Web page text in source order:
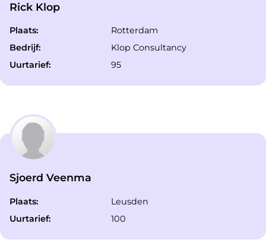
Rick Klop
Plaats:
Rotterdam
Bedrijf:
Klop Consultancy
Uurtarief:
95
Sjoerd Veenma
Plaats:
Leusden
Uurtarief:
100